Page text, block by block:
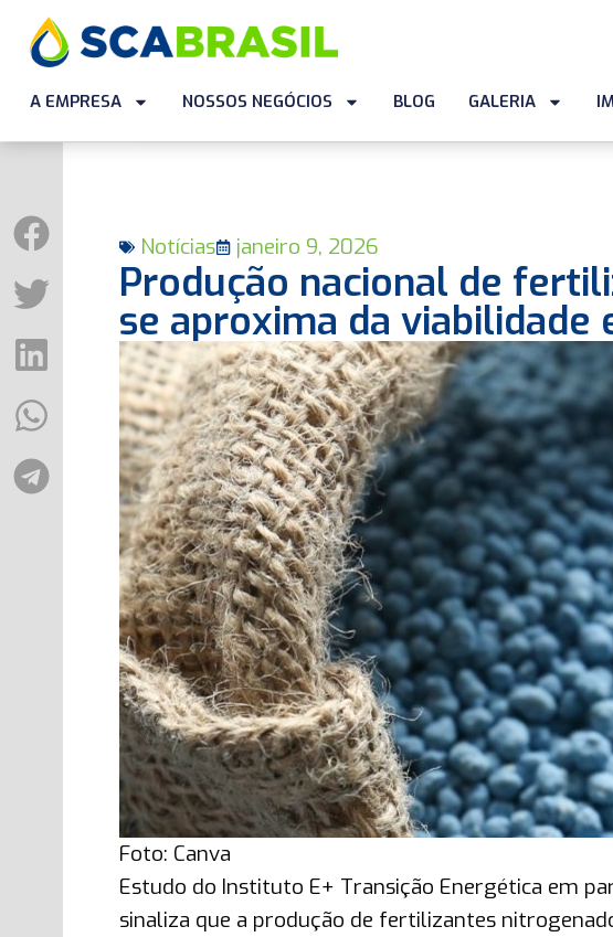
A EMPRESA NOSSOS NEGÓCIOS BLOG GALERIA
Notícias janeiro 9, 2026
Produção nacional de
se aproxima da viabilidade
Foto: Canva
Estudo do Instituto E+ Transição Energética em
sinaliza que a produção de fertilizantes